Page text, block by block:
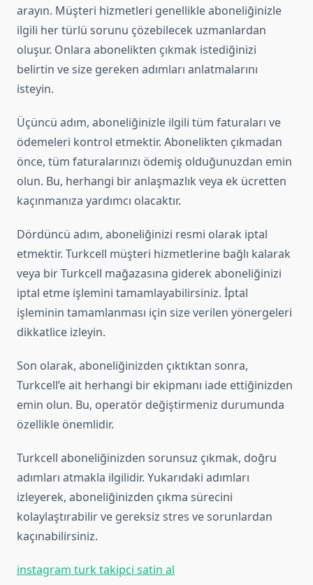
arayın. Müşteri hizmetleri genellikle aboneliğinizle
ilgili her türlü sorunu çözebilecek uzmanlardan
oluşur. Onlara abonelikten çıkmak istediğinizi
belirtin ve size gereken adımları anlatmalarını
isteyin.
Üçüncü adım, aboneliğinizle ilgili tüm faturaları ve
ödemeleri kontrol etmektir. Abonelikten çıkmadan
önce, tüm faturalarınızı ödemiş olduğunuzdan emin
olun. Bu, herhangi bir anlaşmazlık veya ek ücretten
kaçınmanıza yardımcı olacaktır.
Dördüncü adım, aboneliğinizi resmi olarak iptal
etmektir. Turkcell müşteri hizmetlerine bağlı kalarak
veya bir Turkcell mağazasına giderek aboneliğinizi
iptal etme işlemini tamamlayabilirsiniz. İptal
işleminin tamamlanması için size verilen yönergeleri
dikkatlice izleyin.
Son olarak, aboneliğinizden çıktıktan sonra,
Turkcell’e ait herhangi bir ekipmanı iade ettiğinizden
emin olun. Bu, operatör değiştirmeniz durumunda
özellikle önemlidir.
Turkcell aboneliğinizden sorunsuz çıkmak, doğru
adımları atmakla ilgilidir. Yukarıdaki adımları
izleyerek, aboneliğinizden çıkma sürecini
kolaylaştırabilir ve gereksiz stres ve sorunlardan
kaçınabilirsiniz.
instagram turk takipci satin al